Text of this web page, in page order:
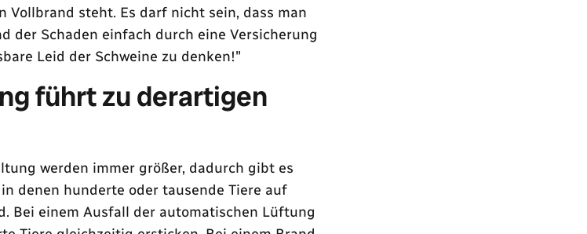
Vollbrand steht. Es darf nicht sein, dass man
der Schaden einfach durch eine Versicherung
Leid der Schweine zu denken!"
führt zu derartigen
werden immer größer, dadurch gibt es
denen hunderte oder tausende Tiere auf
Bei einem Ausfall der automatischen Lüftung